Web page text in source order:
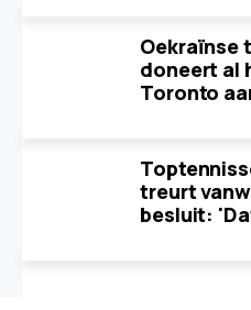
Oekraïnse
doneert al
Toronto
treurt
besluit: